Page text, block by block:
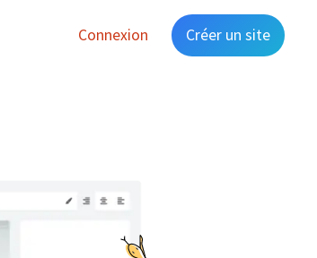
Connexion Créer un site